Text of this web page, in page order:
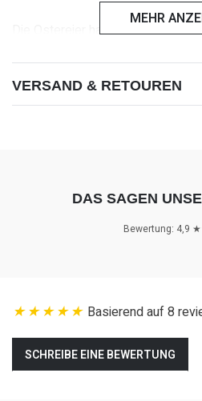
Die Ostereier haben typischen
Du sparst Versandkosten, in dem
bestellst.
MEHR
VERSAND & RETOUREN
DAS SAGEN
Bewertung:
Basierend auf 8
SCHREIBE EINE BEWERTUNG